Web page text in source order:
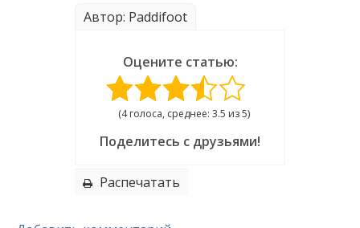
Автор: Paddifoot
Распечатать
Оцените статью:
(4 голоса, среднее: 3.5 из 5)
Поделитесь с друзьями!